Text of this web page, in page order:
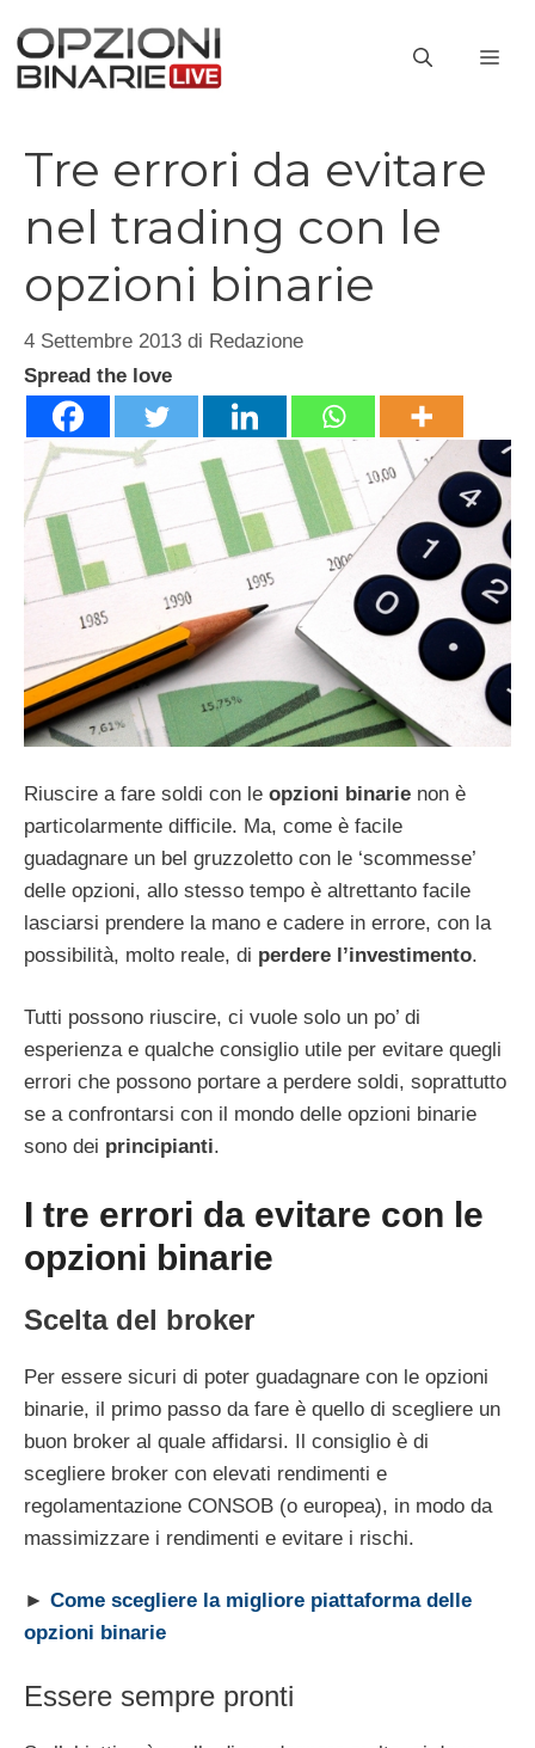
contenuto
Tre errori da evitare
nel trading con le
opzioni binarie
4 Settembre 2013 di Redazione
Spread the love
Riuscire a fare soldi con le opzioni binarie non è
particolarmente difficile. Ma, come è facile
guadagnare un bel gruzzoletto con le ‘scommesse’
delle opzioni, allo stesso tempo è altrettanto facile
lasciarsi prendere la mano e cadere in errore, con la
possibilità, molto reale, di perdere l’investimento.
Tutti possono riuscire, ci vuole solo un po’ di
esperienza e qualche consiglio utile per evitare quegli
errori che possono portare a perdere soldi, soprattutto
se a confrontarsi con il mondo delle opzioni binarie
sono dei principianti.
I tre errori da evitare con le
opzioni binarie
Scelta del broker
Per essere sicuri di poter guadagnare con le opzioni
binarie, il primo passo da fare è quello di scegliere un
buon broker al quale affidarsi. Il consiglio è di
scegliere broker con elevati rendimenti e
regolamentazione CONSOB (o europea), in modo da
massimizzare i rendimenti e evitare i rischi.
► Come scegliere la migliore piattaforma delle
opzioni binarie
Essere sempre pronti